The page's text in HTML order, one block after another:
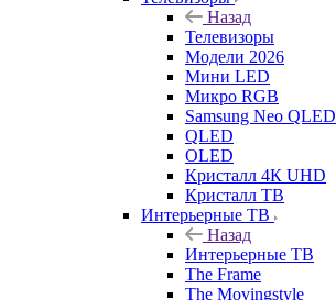
Назад
Телевизоры
Модели 2026
Мини LED
Микро RGB
Samsung Neo QLED
QLED
OLED
Кристалл 4К UHD
Кристалл ТВ
Интерьерные ТВ
Назад
Интерьерные ТВ
The Frame
The Movingstyle